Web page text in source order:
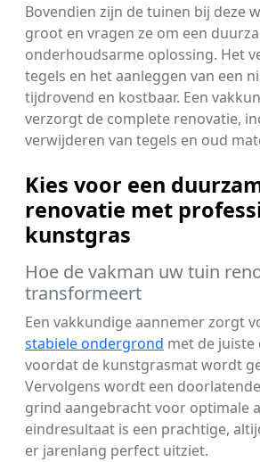
Bovendien zijn de tuinen bij deze
groot en vragen ze om een
onderhoudsarme oplossing. Het
tegels en het aanleggen van een
tijdrovend en kostbaar. Een
verzorgt de complete renovatie,
verwijderen van tegels en oud
Kies voor een
renovatie met
kunstgras
Hoe de vakman uw tuin
transformeert
Een vakkundige aannemer zorgt
stabiele ondergrond met de juiste
voordat de kunstgrasmat wordt
Vervolgens wordt een
grind aangebracht voor optimale
eindresultaat is een prachtige,
er jarenlang perfect uitziet.